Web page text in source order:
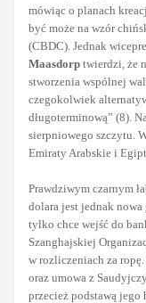
mówiąc o planach
być może na wzór
(CBDC). Jednak
Maasdorp twierdzi, że
stworzenia wspólnej
czegokolwiek
długoterminową” (8).
sierpniowego szczytu.
Emiraty Arabskie i
Prawdziwym czarnym
dolara jest jednak
tylko chce wejść do
Szanghajskiej
w rozliczeniach za
oraz umowa z
przecież podstawą